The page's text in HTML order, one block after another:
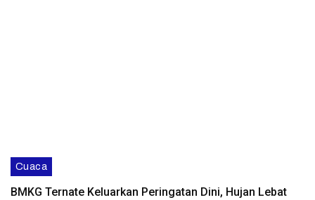
Cuaca
BMKG Ternate Keluarkan Peringatan Dini, Hujan Lebat